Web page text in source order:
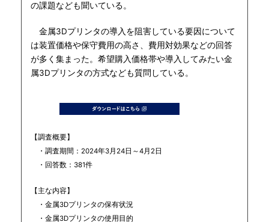
の課題なども聞いている。
金属3Dプリンタの導入を阻害している要因について
は装置価格や保守費用の高さ、費用対効果などの回答
が多く集まった。希望購入価格帯や導入してみたい金
属3Dプリンタの方式なども質問している。
【調査概要】
・調査期間：2024年3月24日～4月2日
・回答数：381件
【主な内容】
・金属3Dプリンタの保有状況
・金属3Dプリンタの使用目的